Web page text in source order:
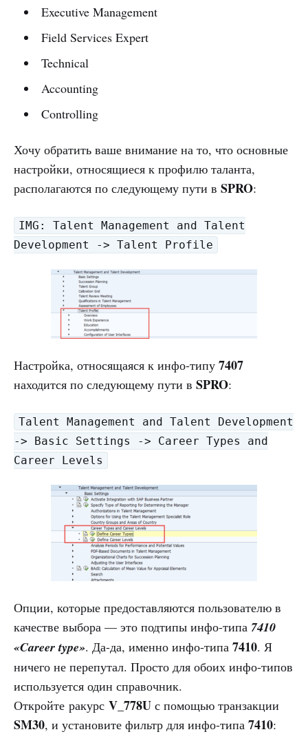
Executive Management
Field Services Expert
Technical
Accounting
Controlling
Хочу обратить ваше внимание на то, что основные
настройки, относящиеся к профилю таланта,
располагаются по следующему пути в SPRO:
IMG: Talent Management and Talent
Development -> Talent Profile
Настройка, относящаяся к инфо-типу 7407
находится по следующему пути в SPRO:
Talent Management and Talent Development
-> Basic Settings -> Career Types and
Career Levels
Опции, которые предоставляются пользователю в
качестве выбора — это подтипы инфо-типа 7410
«Career type». Да-да, именно инфо-типа 7410. Я
ничего не перепутал. Просто для обоих инфо-типов
используется один справочник.
Откройте ракурс V_778U с помощью транзакции
SM30, и установите фильтр для инфо-типа 7410: